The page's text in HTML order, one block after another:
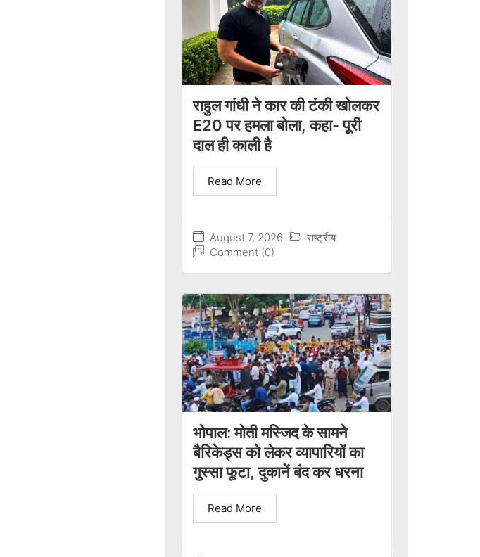
राहुल गांधी ने कार की टंकी खोलकर
E20 पर हमला बोला, कहा- पूरी
दाल ही काली है
August 7, 2026
राष्ट्रीय
Comment (0)
Read More
भोपाल: मोती मस्जिद के सामने
बैरिकेड्स को लेकर व्यापारियों का
गुस्सा फूटा, दुकानें बंद कर धरना
Read More